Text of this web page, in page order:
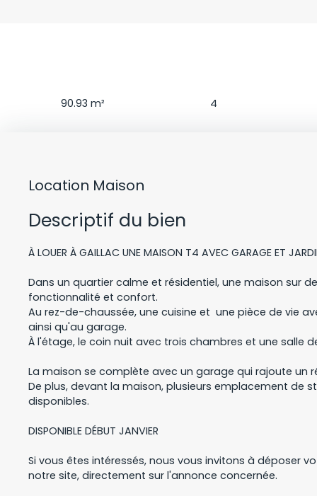
90.93 m²
4
Location Maison
Descriptif du bien
À LOUER À GAILLAC UNE MAISON T4 AVEC GARAGE ET
Dans un quartier calme et résidentiel, une maison sur
fonctionnalité et confort.
Au rez-de-chaussée, une cuisine et une pièce de vie
ainsi qu'au garage.
À l'étage, le coin nuit avec trois chambres et une salle
La maison se complète avec un garage qui rajoute un
De plus, devant la maison, plusieurs emplacement de
disponibles.
DISPONIBLE DÉBUT JANVIER
Si vous êtes intéressés, nous vous invitons à déposer
notre site, directement sur l'annonce concernée.